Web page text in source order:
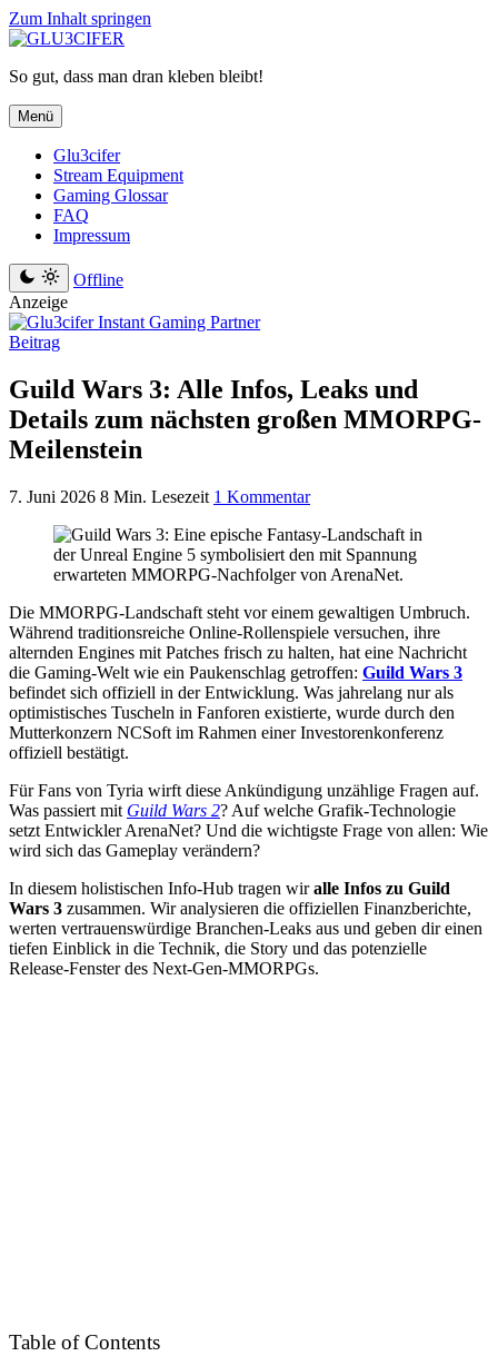
Zum Inhalt springen
So gut, dass man dran kleben bleibt!
Menü
Glu3cifer
Stream Equipment
Gaming Glossar
FAQ
Impressum
Offline
Anzeige
Beitrag
Guild Wars 3: Alle Infos, Leaks und
Details zum nächsten großen MMORPG-
Meilenstein
7. Juni 2026 8 Min. Lesezeit 1 Kommentar
Die MMORPG-Landschaft steht vor einem gewaltigen Umbruch.
Während traditionsreiche Online-Rollenspiele versuchen, ihre
alternden Engines mit Patches frisch zu halten, hat eine Nachricht
die Gaming-Welt wie ein Paukenschlag getroffen: Guild Wars 3
befindet sich offiziell in der Entwicklung. Was jahrelang nur als
optimistisches Tuscheln in Fanforen existierte, wurde durch den
Mutterkonzern NCSoft im Rahmen einer Investorenkonferenz
offiziell bestätigt.
Für Fans von Tyria wirft diese Ankündigung unzählige Fragen auf.
Was passiert mit Guild Wars 2? Auf welche Grafik-Technologie
setzt Entwickler ArenaNet? Und die wichtigste Frage von allen: Wie
wird sich das Gameplay verändern?
In diesem holistischen Info-Hub tragen wiralle Infos zu Guild
Wars 3 zusammen. Wir analysieren die offiziellen Finanzberichte,
werten vertrauenswürdige Branchen-Leaks aus und geben dir einen
tiefen Einblick in die Technik, die Story und das potenzielle
Release-Fenster des Next-Gen-MMORPGs.
Table of Contents